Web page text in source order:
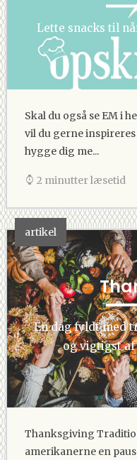
Lette snacks til
Skal du også se EM i
vil du gerne
hygge dig me...
2 minutter læsetid
artikel
En dag fyldt med
og vigtigst
Thanksgiving
amerikanerne en